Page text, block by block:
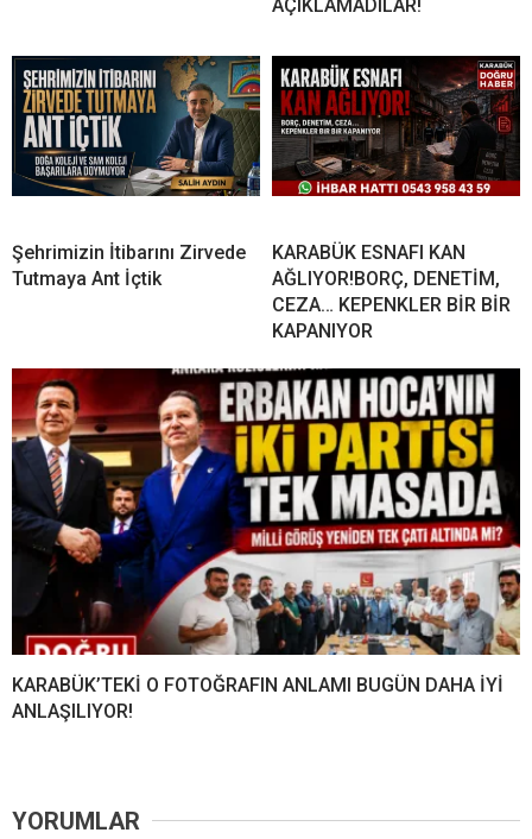
AÇIKLAMADILAR!
Şehrimizin İtibarını Zirvede
Tutmaya Ant İçtik
KARABÜK ESNAFI KAN
AĞLIYOR!BORÇ, DENETİM,
CEZA… KEPENKLER BİR BİR
KAPANIYOR
KARABÜK’TEKİ O FOTOĞRAFIN ANLAMI BUGÜN DAHA İYİ
ANLAŞILIYOR!
YORUMLAR